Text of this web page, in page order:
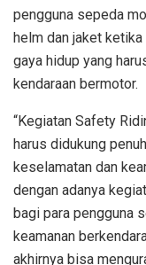
pengguna sepeda
helm dan jaket
gaya hidup yang
kendaraan bermotor.
“Kegiatan Safety
harus didukung
keselamatan dan
dengan adanya
bagi para pengguna
keamanan
akhirnya bisa